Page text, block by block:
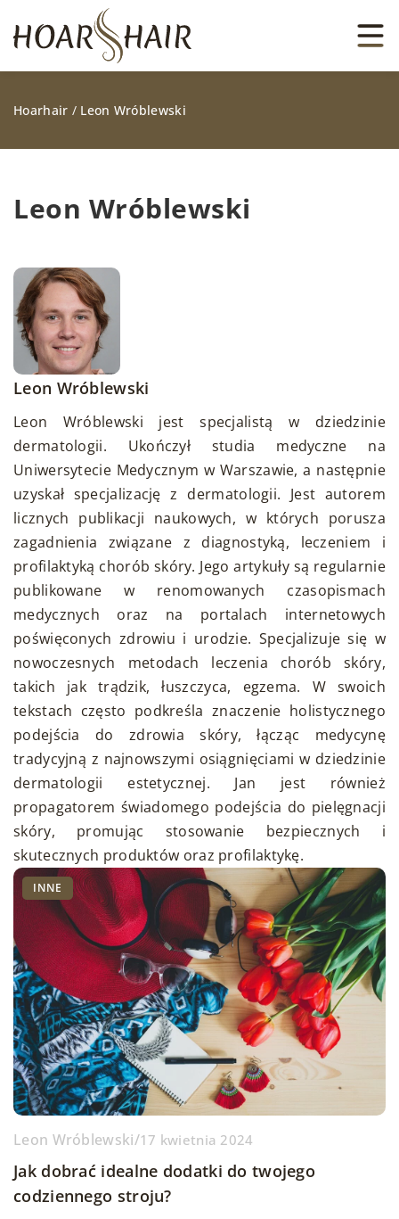
Hoarhair / Leon Wróblewski
Leon Wróblewski
Leon Wróblewski
Leon Wróblewski jest specjalistą w dziedzinie
dermatologii. Ukończył studia medyczne na
Uniwersytecie Medycznym w Warszawie, a następnie
uzyskał specjalizację z dermatologii. Jest autorem
licznych publikacji naukowych, w których porusza
zagadnienia związane z diagnostyką, leczeniem i
profilaktyką chorób skóry. Jego artykuły są regularnie
publikowane w renomowanych czasopismach
medycznych oraz na portalach internetowych
poświęconych zdrowiu i urodzie. Specjalizuje się w
nowoczesnych metodach leczenia chorób skóry,
takich jak trądzik, łuszczyca, egzema. W swoich
tekstach często podkreśla znaczenie holistycznego
podejścia do zdrowia skóry, łącząc medycynę
tradycyjną z najnowszymi osiągnięciami w dziedzinie
dermatologii estetycznej. Jan jest również
propagatorem świadomego podejścia do pielęgnacji
skóry, promując stosowanie bezpiecznych i
skutecznych produktów oraz profilaktykę.
INNE
Leon Wróblewski/17 kwietnia 2024
Jak dobrać idealne dodatki do twojego
codziennego stroju?